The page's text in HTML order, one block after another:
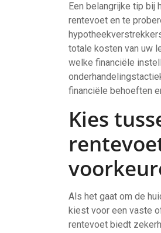
Een belangrijke tip bij
rentevoet en te
totale kosten van uw
welke financiële
financiële behoeften
Kies
Als het gaat om de
kiest voor een vaste
rentevoet biedt